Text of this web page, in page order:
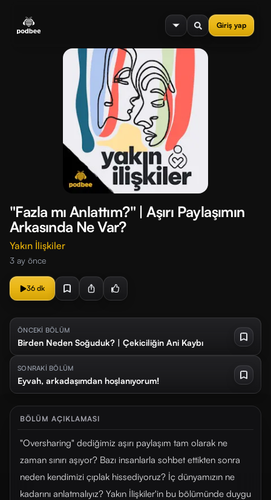
Giriş yap
menu
"Fazla mı Anlattım?" | Aşırı Paylaşımın
Arkasında Ne Var?
Yakın İlişkiler
3 ay önce
36 dk
ÖNCEKİ BÖLÜM
Birden Neden Soğuduk? | Çekiciliğin Ani Kaybı
SONRAKİ BÖLÜM
Eyvah, arkadaşımdan hoşlanıyorum!
BÖLÜM AÇIKLAMASI
"Oversharing" dediğimiz aşırı paylaşım tam olarak ne
zaman sınırı aşıyor? Bazı insanlarla sohbet ettikten sonra
neden kendimizi çıplak hissediyoruz? İç dünyamızın ne
kadarını anlatmalıyız? Yakın İlişkiler'in bu bölümünde duygu